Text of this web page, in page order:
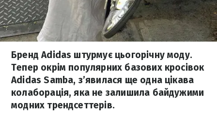
Бренд Adidas штурмує цьогорічну моду.
Тепер окрім популярних базових кросівок
Adidas Samba, з’явилася ще одна цікава
колаборація, яка не залишила байдужими
модних трендсеттерів.